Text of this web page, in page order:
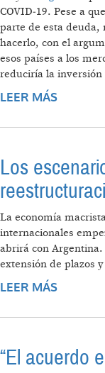
COVID‑19. Pese a
parte de esta deuda,
hacerlo, con el
esos países a los
reduciría la
LEER MÁS
Los
La economía
internacionales
abrirá con
extensión de plazos
LEER MÁS
“El acuerdo